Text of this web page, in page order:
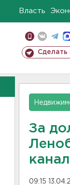
Власть
Сделать
За
09:15